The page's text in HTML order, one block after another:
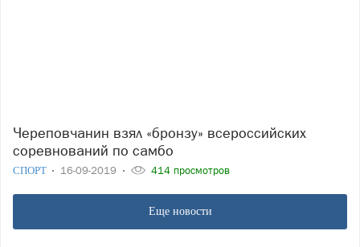
Череповчанин взял «бронзу» всероссийских
соревнований по самбо
СПОРТ 16-09-2019 414 просмотров
Еще новости